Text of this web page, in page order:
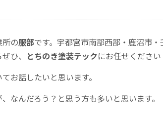
の服部です。宇都宮市南部西部・鹿沼市
ひ、 とちのき塗装テックにお任せください
お話したいと思います。
なんだろう？と思う方も多いと思います。